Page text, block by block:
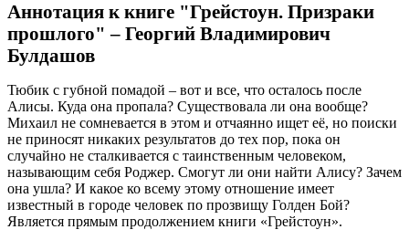
Аннотация к книге "Грейстоун. Призраки
прошлого" – Георгий Владимирович
Булдашов
Тюбик с губной помадой – вот и все, что осталось после
Алисы. Куда она пропала? Существовала ли она вообще?
Михаил не сомневается в этом и отчаянно ищет её, но поиски
не приносят никаких результатов до тех пор, пока он
случайно не сталкивается с таинственным человеком,
называющим себя Роджер. Смогут ли они найти Алису? Зачем
она ушла? И какое ко всему этому отношение имеет
известный в городе человек по прозвищу Голден Бой?
Является прямым продолжением книги «Грейстоун».